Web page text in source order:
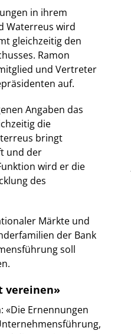
in ihrem
Waterreus wird
gleichzeitig den
Ramon
und Vertreter
auf.
Angaben das
die
bringt
und der
wird er die
des
Märkte und
der Bank
soll
vereinen»
«Die Ernennungen